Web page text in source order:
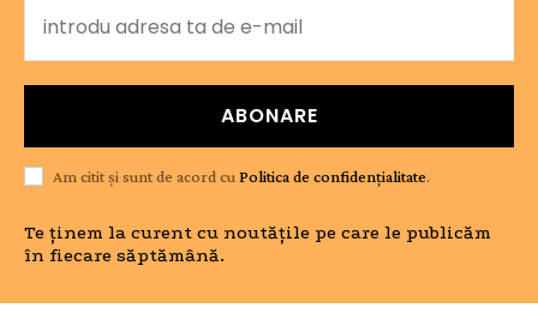
ABONARE
Am citit și sunt de acord cu Politica de confidențialitate.
Te ținem la curent cu noutățile pe care le publicăm
în fiecare săptămână.